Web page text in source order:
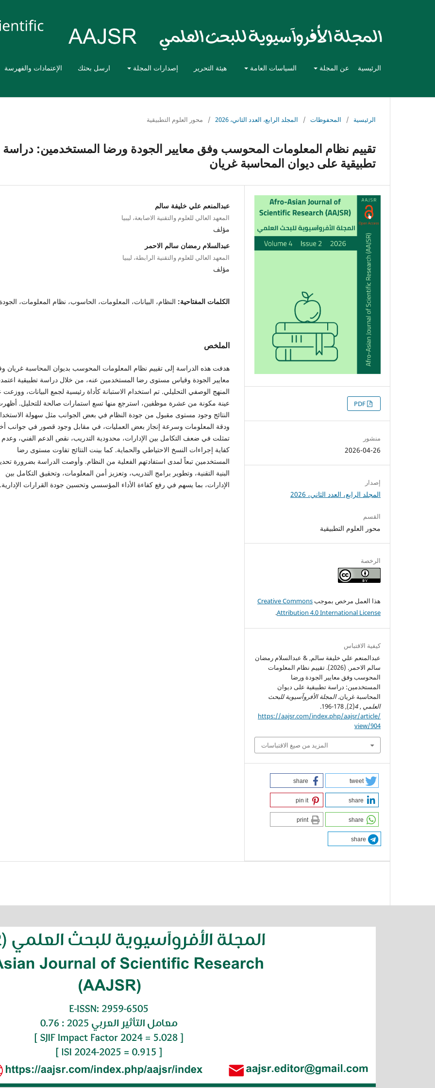
الرئيسية عن المجلة السياسات العامة هيئة التحرير إصدارات المجلة ارسل بحثك الإعتمادات والفهرسة
الرئيسية / المحفوظات / المجلد الرابع، العدد الثاني، 2026 / محور العلوم التطبيقية
تقييم نظام المعلومات المحوسب وفق معايير الجودة ورضا المستخدمين: دراسة
تطبيقية على ديوان المحاسبة غريان
عبدالمنعم علي خليفة سالم
المعهد العالي للعلوم والتقنية الاصابعة، ليبيا
مؤلف
عبدالسلام رمضان سالم الاحمر
المعهد العالي للعلوم والتقنية الرابطة، ليبيا
مؤلف
الكلمات المفتاحية: النظام، البيانات، المعلومات، الحاسوب، نظام المعلومات، الجودة
الملخص
هدفت هذه الدراسة إلى تقييم نظام المعلومات المحوسب بديوان المحاسبة غريان
معايير الجودة وقياس مستوى رضا المستخدمين عنه، من خلال دراسة تطبيقية
المنهج الوصفي التحليلي. تم استخدام الاستبانة كأداة رئيسية لجمع البيانات،
عينة مكونة من عشرة موظفين، استرجع منها تسع استمارات صالحة للتحليل.
النتائج وجود مستوى مقبول من جودة النظام في بعض الجوانب مثل سهولة
ودقة المعلومات وسرعة إنجاز بعض العمليات، في مقابل وجود قصور في جوانب
تمثلت في ضعف التكامل بين الإدارات، محدودية التدريب، نقص الدعم الفني، وعدم
كفاية إجراءات النسخ الاحتياطي والحماية. كما بينت النتائج تفاوت مستوى رضا
المستخدمين تبعاً لمدى استفادتهم الفعلية من النظام. وأوصت الدراسة بضرورة
البنية التقنية، وتطوير برامج التدريب، وتعزيز أمن المعلومات، وتحقيق التكامل بين
الإدارات، بما يسهم في رفع كفاءة الأداء المؤسسي وتحسين جودة القرارات الإدارية.
التنزيلات
PDF
منشور
2026-04-26
إصدار
المجلد الرابع، العدد الثاني، 2026
القسم
محور العلوم التطبيقية
الرخصة
هذا العمل مرخص بموجبCreative Commons
Attribution 4.0 International License
.
كيفية الاقتباس
عبدالمنعم علي خليفة سالم, & عبدالسلام رمضان
سالم الاحمر. (2026). تقييم نظام المعلومات
المحوسب وفق معايير الجودة ورضا
المستخدمين: دراسة تطبيقية على ديوان
المحاسبة غريان.المجلة الأفروآسيوية للبحث
العلمي,
4
(2), 178-196.
https://aajsr.com/index.php/aajsr/article/
view/904
المزيد من صيغ الاقتباسات
tweet
share
share
pin it
share
print
share